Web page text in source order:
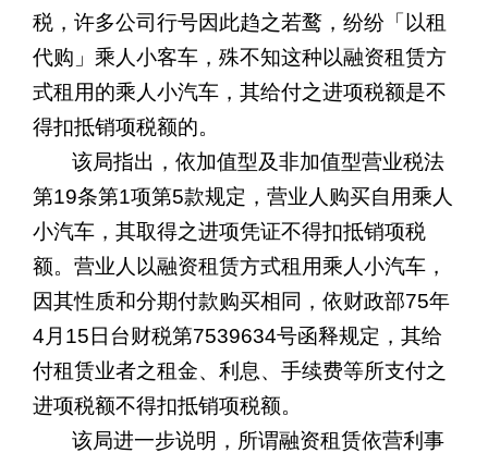
税，许多公司行号因此趋之若鹜，纷纷「以租
代购」乘人小客车，殊不知这种以融资租赁方
式租用的乘人小汽车，其给付之进项税额是不
得扣抵销项税额的。
该局指出，依加值型及非加值型营业税法
第19条第1项第5款规定，营业人购买自用乘人
小汽车，其取得之进项凭证不得扣抵销项税
额。营业人以融资租赁方式租用乘人小汽车，
因其性质和分期付款购买相同，依财政部75年
4 月 15 日台财税第7539634号函释规定，其给
付租赁业者之租金、利息、手续费等所支付之
进项税额不得扣抵销项税额。
该局进一步说明，所谓融资租赁依营利事